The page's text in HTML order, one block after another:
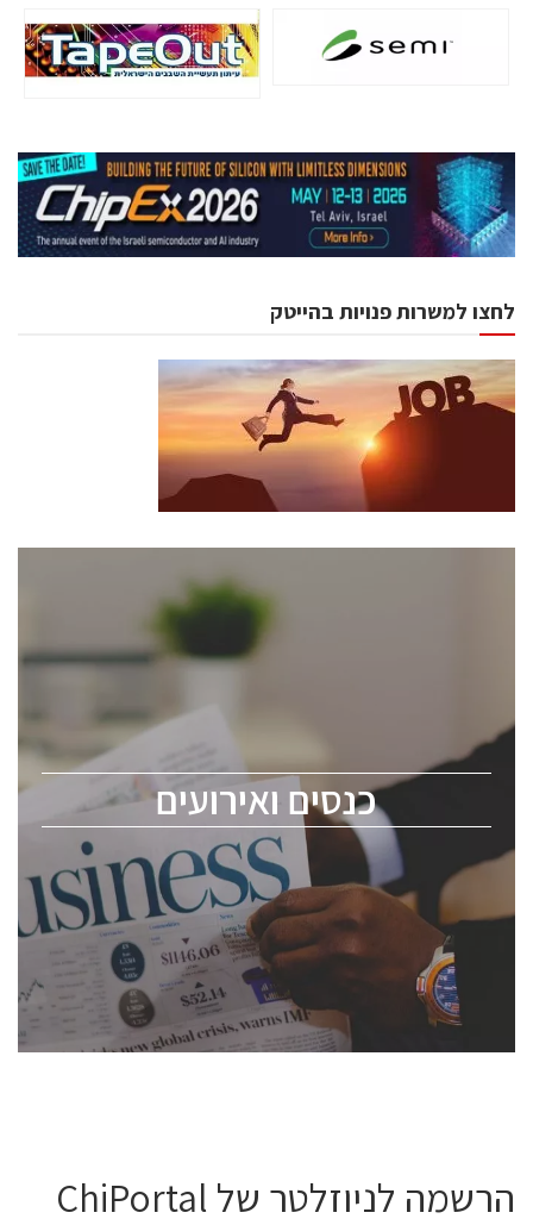
לחצו למשרות פנויות בהייטק
כנסים ואירועים
כנסים ואירועים
לכל העוסקים בתעשיית הסמיקונדקטור כולל מהנדסים,
ChipEx2026 will be held on May 12-13, 2026. The
conference is intended for everyone involved in the
semiconductor industry, including engineers,
professional experts, and senior executives.
לחץ לפרטים
הרשמה לניוזלטר של ChiPortal